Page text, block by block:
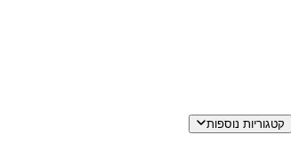
קטגוריות נוספות